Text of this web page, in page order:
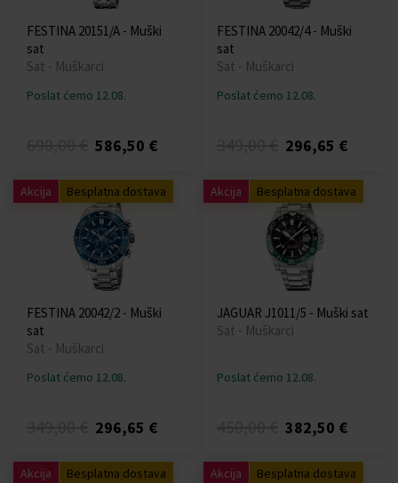
FESTINA 20151/A - Muški
sat
Sat - Muškarci
Poslat ćemo 12.08.
586,50 €
FESTINA 20042/4 - Muški
sat
Sat - Muškarci
Poslat ćemo 12.08.
296,65 €
Akcija Besplatna dostava
FESTINA 20042/2 - Muški
sat
Sat - Muškarci
Poslat ćemo 12.08.
296,65 €
Akcija Besplatna dostava
JAGUAR J1011/5 - Muški sat
Sat - Muškarci
Poslat ćemo 12.08.
382,50 €
Akcija Besplatna dostava Akcija Besplatna dostava